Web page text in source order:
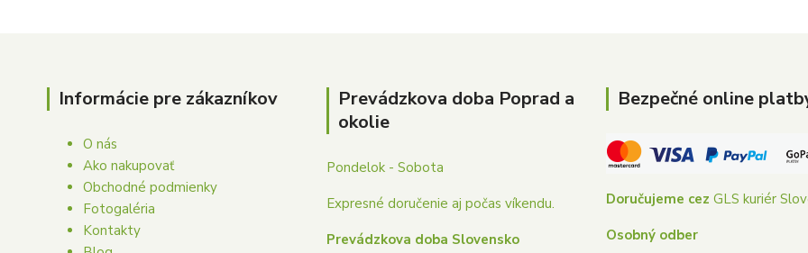
Informácie pre zákazníkov
O nás
Ako nakupovať
Obchodné podmienky
Fotogaléria
Kontakty
Prevádzkova doba Poprad a
okolie
Pondelok - Sobota
Expresné doručenie aj počas víkendu.
Prevádzkova doba Slovensko
Bezpečné online
Doručujeme cez GLS kuriér
Osobný odber